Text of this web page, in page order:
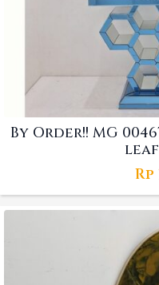
By Order!! MG
leaf
Rp